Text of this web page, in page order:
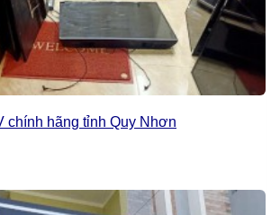
chính hãng tỉnh Quy Nhơn